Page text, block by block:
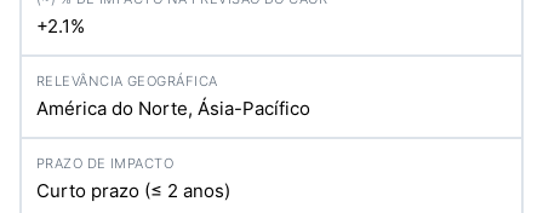
+2.1%
América do Norte, Ásia-Pacífico
Curto prazo (≤ 2 anos)